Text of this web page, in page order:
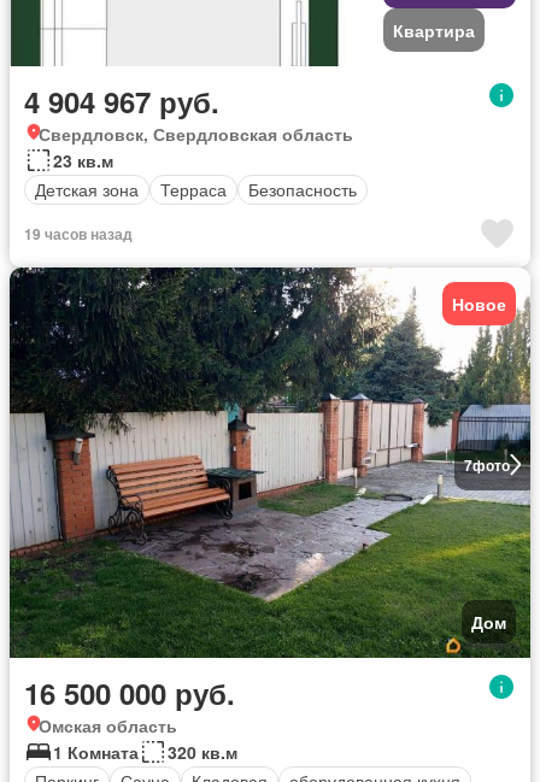
Квартира
4 904 967 руб.
Свердловск, Свердловская область
23 кв.м
Детская зона
Терраса Безопасность
19 часов назад
7фото
Новое
Дом
16 500 000 руб.
Омская область
1 Комната
320 кв.м